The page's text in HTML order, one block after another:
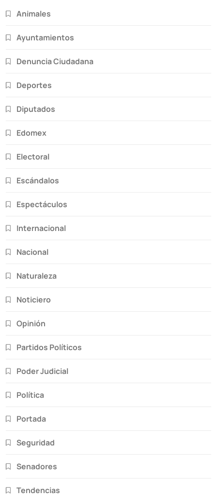
Animales
Ayuntamientos
Denuncia Ciudadana
Deportes
Diputados
Edomex
Electoral
Escándalos
Espectáculos
Internacional
Nacional
Naturaleza
Noticiero
Opinión
Partidos Políticos
Poder Judicial
Política
Portada
Seguridad
Senadores
Tendencias